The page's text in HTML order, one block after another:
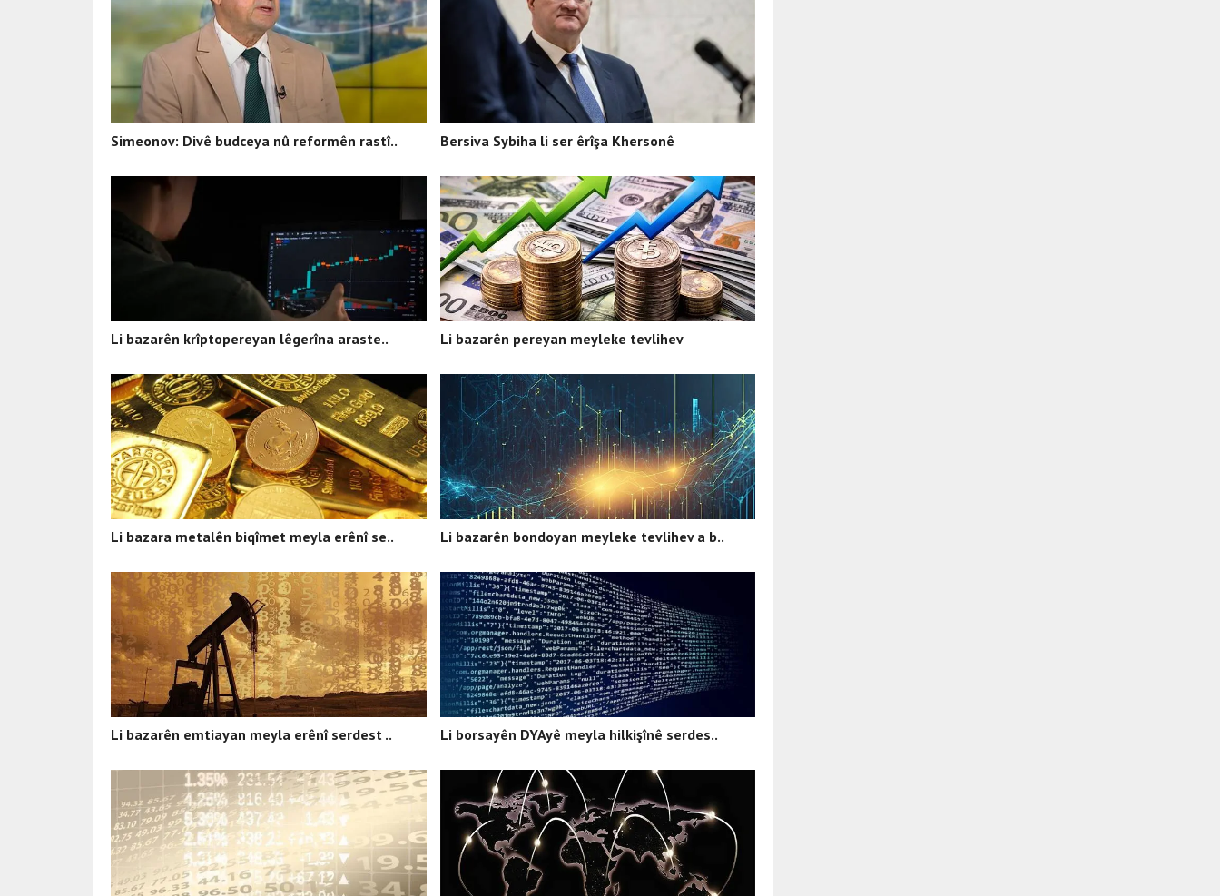
Simeonov: Divê budceya nû reformên rastî.. Bersiva Sybiha li ser êrîşa Khersonê
Li bazarên krîptopereyan lêgerîna araste.. Li bazarên pereyan meyleke tevlihev
Li bazara metalên biqîmet meyla erênî se.. Li bazarên bondoyan meyleke tevlihev a b..
Li bazarên emtiayan meyla erênî serdest .. Li borsayên DYAyê meyla hilkişînê serdes..